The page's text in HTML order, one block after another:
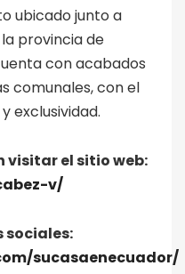
ubicado junto a
provincia de
con acabados
comunales, con el
exclusividad.
visitar el sitio web:
v/
sociales:
sucasaenecuador/